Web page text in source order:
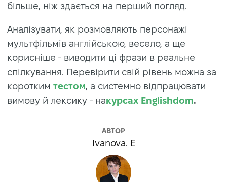
більше, ніж здається на перший погляд.
Аналізувати, як розмовляють персонажі
мультфільмів англійською, весело, а ще
корисніше - виводити ці фрази в реальне
спілкування. Перевірити свій рівень можна за
коротким тестом, а системно відпрацювати
вимову й лексику - накурсах Englishdom.
АВТОР
Ivanova. E